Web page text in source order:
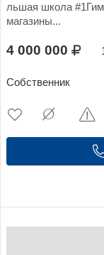
льшая школа
магазины...
4 000 000
Собственник